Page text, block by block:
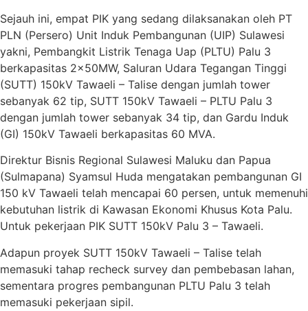
Sejauh ini, empat PIK yang sedang dilaksanakan oleh PT
PLN (Persero) Unit Induk Pembangunan (UIP) Sulawesi
yakni, Pembangkit Listrik Tenaga Uap (PLTU) Palu 3
berkapasitas 2x50MW, Saluran Udara Tegangan Tinggi
(SUTT) 150kV Tawaeli – Talise dengan jumlah tower
sebanyak 62 tip, SUTT 150kV Tawaeli – PLTU Palu 3
dengan jumlah tower sebanyak 34 tip, dan Gardu Induk
(GI) 150kV Tawaeli berkapasitas 60 MVA.
Direktur Bisnis Regional Sulawesi Maluku dan Papua
(Sulmapana) Syamsul Huda mengatakan pembangunan GI
150 kV Tawaeli telah mencapai 60 persen, untuk memenuhi
kebutuhan listrik di Kawasan Ekonomi Khusus Kota Palu.
Untuk pekerjaan PIK SUTT 150kV Palu 3 – Tawaeli.
Adapun proyek SUTT 150kV Tawaeli – Talise telah
memasuki tahap recheck survey dan pembebasan lahan,
sementara progres pembangunan PLTU Palu 3 telah
memasuki pekerjaan sipil.